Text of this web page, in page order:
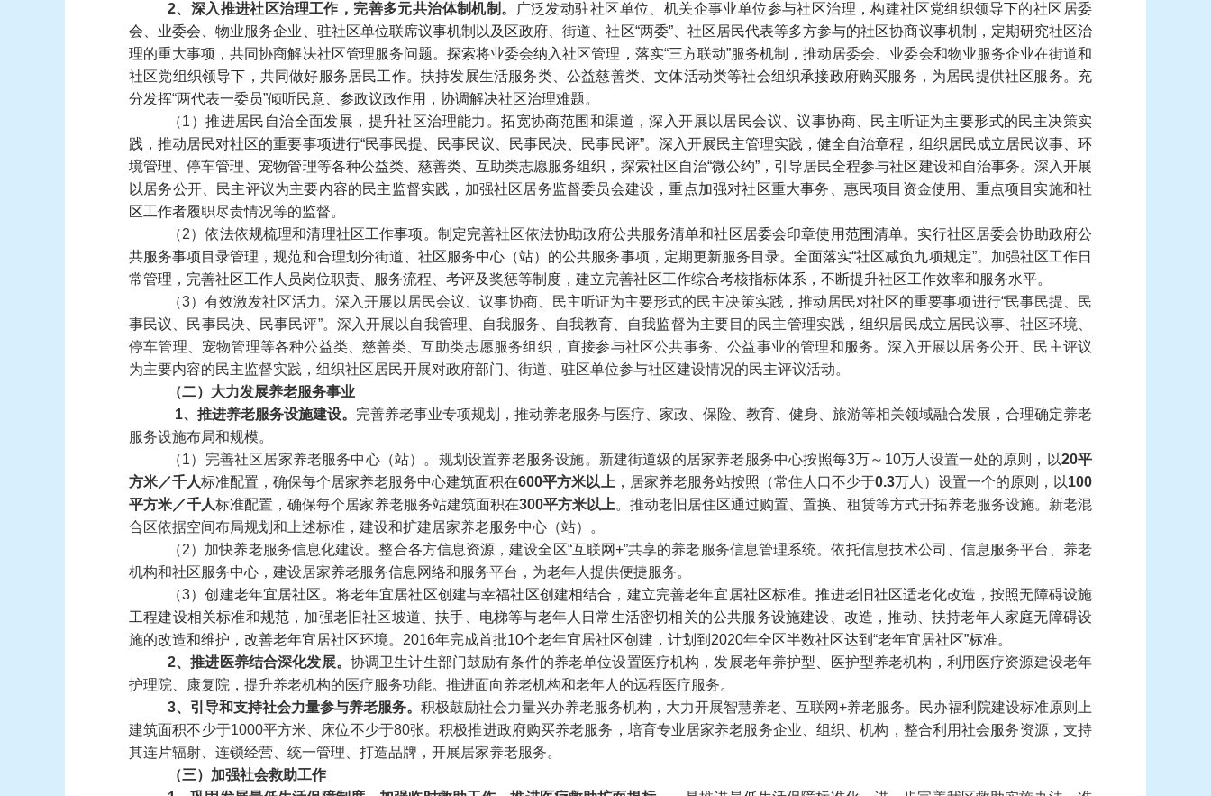
2、深入推进社区治理工作 ， 完善多元共治体制机制。
广泛发动驻社区单位、机关企事业单位参与社区治理，构建社区党组织领导下的社区居委
会、业委会、物业服务企业、驻社区单位联席议事机制以及区政府、街道、社区“两委”、社区居民代表等多方参与的社区协商议事机制，定期研究社区治
理的重大事项，共同协商解决社区管理服务问题。探索将业委会纳入社区管理，落实“三方联动”服务机制，推动居委会、业委会和物业服务企业在街道和
社区党组织领导下，共同做好服务居民工作。扶持发展生活服务类、公益慈善类、文体活动类等社会组织承接政府购买服务，为居民提供社区服务。充
分发挥“两代表一委员”倾听民意、参政议政作用，协调解决社区治理难题。
（1）推进居民自治全面发展，提升社区治理能力。拓宽协商范围和渠道，深入开展以居民会议、议事协商、民主听证为主要形式的民主决策实
践，推动居民对社区的重要事项进行“民事民提、民事民议、民事民决、民事民评”。深入开展民主管理实践，健全自治章程，组织居民成立居民议事、环
境管理、停车管理、宠物管理等各种公益类、慈善类、互助类志愿服务组织，探索社区自治“微公约”，引导居民全程参与社区建设和自治事务。深入开展
以居务公开、民主评议为主要内容的民主监督实践，加强社区居务监督委员会建设，重点加强对社区重大事务、惠民项目资金使用、重点项目实施和社
区工作者履职尽责情况等的监督。
（2）依法依规梳理和清理社区工作事项。制定完善社区依法协助政府公共服务清单和社区居委会印章使用范围清单。实行社区居委会协助政府公
共服务事项目录管理，规范和合理划分街道、社区服务中心（站）的公共服务事项，定期更新服务目录。全面落实“社区减负九项规定”。加强社区工作日
常管理，完善社区工作人员岗位职责、服务流程、考评及奖惩等制度，建立完善社区工作综合考核指标体系，不断提升社区工作效率和服务水平。
（3）有效激发社区活力。深入开展以居民会议、议事协商、民主听证为主要形式的民主决策实践，推动居民对社区的重要事项进行“民事民提、民
事民议、民事民决、民事民评”。深入开展以自我管理、自我服务、自我教育、自我监督为主要目的民主管理实践，组织居民成立居民议事、社区环境、
停车管理、宠物管理等各种公益类、慈善类、互助类志愿服务组织，直接参与社区公共事务、公益事业的管理和服务。深入开展以居务公开、民主评议
为主要内容的民主监督实践，组织社区居民开展对政府部门、街道、驻区单位参与社区建设情况的民主评议活动。
（二）大力发展养老服务事业
1、推进养老服务设施建设。 完善养老事业专项规划，推动养老服务与医疗、家政、保险、教育、健身、旅游等相关领域融合发展，合理确定养老
服务设施布局和规模。
（1）完善社区居家养老服务中心（站）。规划设置养老服务设施。新建街道级的居家养老服务中心按照每3万～10万人设置一处的原则，以20平
方米／千人标准配置，确保每个居家养老服务中心建筑面积在600平方米以上 ，居家养老服务站按照（常住人口不少于0.3万人）设置一个的原则，以100
平方米／千人标准配置，确保每个居家养老服务站建筑面积在300平方米以上。推动老旧居住区通过购置、置换、租赁等方式开拓养老服务设施。新老混
合区依据空间布局规划和上述标准，建设和扩建居家养老服务中心（站）。
（2）加快养老服务信息化建设。整合各方信息资源，建设全区“互联网+”共享的养老服务信息管理系统。依托信息技术公司、信息服务平台、养老
机构和社区服务中心，建设居家养老服务信息网络和服务平台，为老年人提供便捷服务。
（3）创建老年宜居社区。将老年宜居社区创建与幸福社区创建相结合，建立完善老年宜居社区标准。推进老旧社区适老化改造，按照无障碍设施
工程建设相关标准和规范，加强老旧社区坡道、扶手、电梯等与老年人日常生活密切相关的公共服务设施建设、改造，推动、扶持老年人家庭无障碍设
施的改造和维护，改善老年宜居社区环境。2016年完成首批10个老年宜居社区创建，计划到2020年全区半数社区达到“老年宜居社区”标准。
2、推进医养结合深化发展。 协调卫生计生部门鼓励有条件的养老单位设置医疗机构，发展老年养护型、医护型养老机构，利用医疗资源建设老年
护理院、康复院，提升养老机构的医疗服务功能。推进面向养老机构和老年人的远程医疗服务。
3、引导和支持社会力量参与养老服务。 积极鼓励社会力量兴办养老服务机构，大力开展智慧养老、互联网+养老服务。民办福利院建设标准原则上
建筑面积不少于1000平方米、床位不少于80张。积极推进政府购买养老服务，培育专业居家养老服务企业、组织、机构，整合利用社会服务资源，支持
其连片辐射、连锁经营、统一管理、打造品牌，开展居家养老服务。
（三）加强社会救助工作